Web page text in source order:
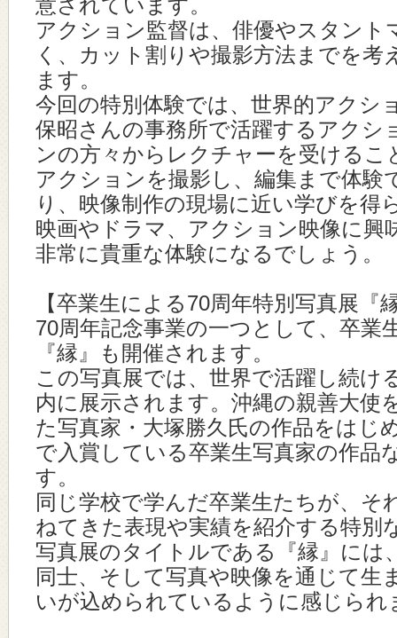
意されています。
アクション監督は、俳優やスタント
く、カット割りや撮影方法までを考
ます。
今回の特別体験では、世界的アクシ
保昭さんの事務所で活躍するアクシ
ンの方々からレクチャーを受けるこ
アクションを撮影し、編集まで体験
り、映像制作の現場に近い学びを得
映画やドラマ、アクション映像に興
非常に貴重な体験になるでしょう。
【卒業生による70周年特別写真展『
70周年記念事業の一つとして、卒業
『縁』も開催されます。
この写真展では、世界で活躍し続け
内に展示されます。沖縄の親善大使
た写真家・大塚勝久氏の作品をはじ
で入賞している卒業生写真家の作品
す。
同じ学校で学んだ卒業生たちが、そ
ねてきた表現や実績を紹介する特別
写真展のタイトルである『縁』には
同士、そして写真や映像を通じて生
いが込められているように感じられ